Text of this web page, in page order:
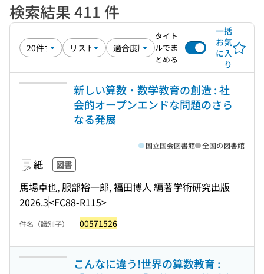
検索結果 411 件
タイト
ルでま
とめる
一括
お気
に入
り
新しい算数・数学教育の創造 : 社
会的オープンエンドな問題のさら
なる発展
紙 図書
馬場卓也, 服部裕一郎, 福田博人 編著学術研究出版
2026.3<FC88-R115>
国立国会図書館 全国の図書館
件名（識別子） 00571526
こんなに違う!世界の算数教育 :